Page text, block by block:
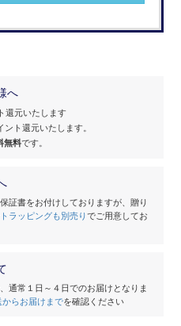
へ
還元いたします
ト還元いたします。
無料です。
証書をお付けしておりますが、贈り
ラッピングも別売りでご用意してお
通常１日～４日でのお届けとなりま
からお届けまでを確認ください